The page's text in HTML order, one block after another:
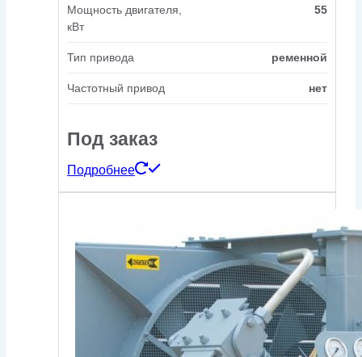
Мощность двигателя,
кВт
55
Тип привода ременной
Частотный привод нет
Под заказ
Подробнее